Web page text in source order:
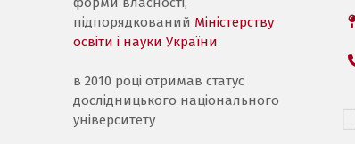
підпорядкований Міністерству
освіти і науки України
в 2010 році отримав статус
дослідницького національного
університету